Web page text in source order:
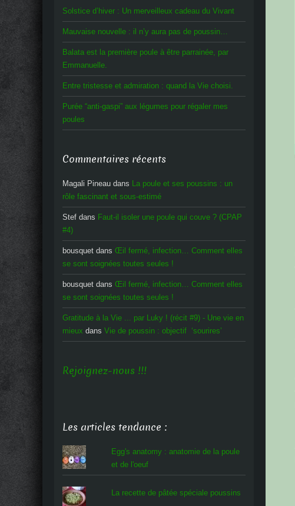
Solstice d’hiver : Un merveilleux cadeau du Vivant
Mauvaise nouvelle : il n’y aura pas de poussin…
Balata est la première poule à être parrainée, par
Emmanuelle.
Entre tristesse et admiration : quand la Vie choisi.
Purée “anti-gaspi” aux légumes pour régaler mes
poules
Commentaires récents
Magali Pineau dans La poule et ses poussins : un
rôle fascinant et sous-estimé
Stef dans Faut-il isoler une poule qui couve ? (CPAP
#4)
bousquet dans Œil fermé, infection… Comment elles
se sont soignées toutes seules !
bousquet dans Œil fermé, infection… Comment elles
se sont soignées toutes seules !
Gratitude à la Vie ... par Luky ! (récit #9) - Une vie en
mieux dans Vie de poussin : objectif ‘sourires’
Rejoignez-nous !!!
Les articles tendance :
Egg's anatomy : anatomie de la poule
et de l'oeuf
La recette de pâtée spéciale poussins